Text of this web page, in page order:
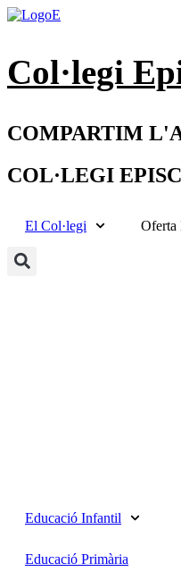
Col·legi
COMPARTIM
COL·LEGI
El Col·legi Oferta
Educació Infantil
Educació Primària